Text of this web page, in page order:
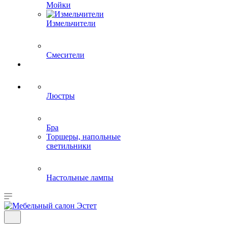
Мойки
Измельчители
Смесители
Люстры
Бра
Торшеры, напольные
светильники
Настольные лампы